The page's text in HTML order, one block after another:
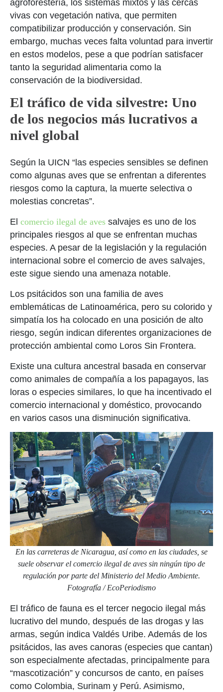
agroforestería, los sistemas mixtos y las cercas
vivas con vegetación nativa, que permiten
compatibilizar producción y conservación. Sin
embargo, muchas veces falta voluntad para invertir
en estos modelos, pese a que podrían satisfacer
tanto la seguridad alimentaria como la
conservación de la biodiversidad.
El tráfico de vida silvestre: Uno
de los negocios más lucrativos a
nivel global
Según la UICN “ las especies sensibles se definen
como algunas aves que se enfrentan a diferentes
riesgos como la captura, la muerte selectiva o
molestias concretas”.
El comercio ilegal de aves salvajes es uno de los
principales riesgos al que se enfrentan muchas
especies. A pesar de la legislación y la regulación
internacional sobre el comercio de aves salvajes,
este sigue siendo una amenaza notable.
Los psitácidos son una familia de aves
emblemáticas de Latinoamérica, pero su colorido y
simpatía los ha colocado en una posición de alto
riesgo, según indican diferentes organizaciones de
protección ambiental como Loros Sin Frontera.
Existe una cultura ancestral basada en conservar
como animales de compañía a los papagayos, las
loras o especies similares, lo que ha incentivado el
comercio internacional y doméstico, provocando
en varios casos una disminución significativa.
En las carreteras de Nicaragua, así como en las ciudades, se
suele observar el comercio ilegal de aves sin ningún tipo de
regulación por parte del Ministerio del Medio Ambiente.
Fotografía / EcoPeriodismo
El tráfico de fauna es el tercer negocio ilegal más
lucrativo del mundo, después de las drogas y las
armas, según indica Valdés Uribe. Además de los
psitácidos, las aves canoras (especies que cantan)
son especialmente afectadas, principalmente para
“mascotización” y concursos de canto, en países
como Colombia, Surinam y Perú. Asimismo,